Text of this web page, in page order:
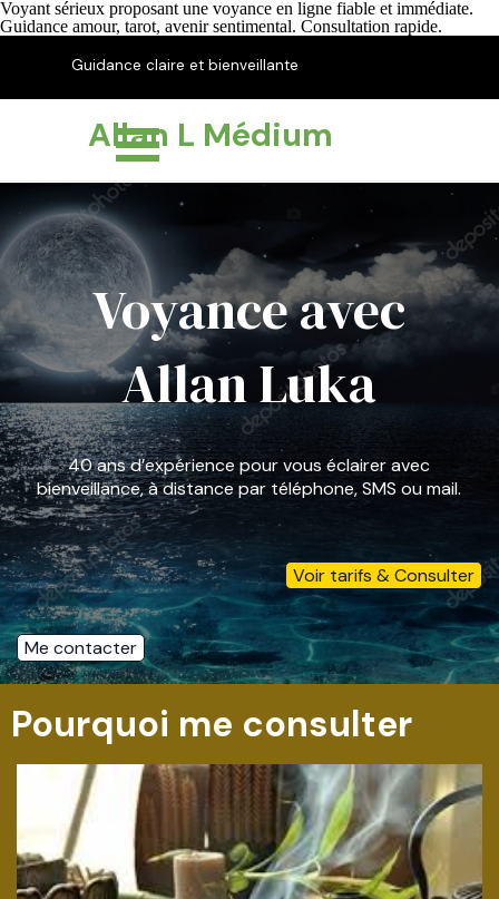
Voyant sérieux proposant une voyance en ligne fiable et immédiate.
Guidance amour, tarot, avenir sentimental. Consultation rapide.
Sauter le menu
Guidance claire et bienveillante
Allan L Médium
Voyance avec
Allan Luka
40 ans d’expérience pour vous éclairer avec
bienveillance, à distance par téléphone, SMS ou mail.
Voir tarifs & Consulter
Me contacter
Pourquoi me consulter